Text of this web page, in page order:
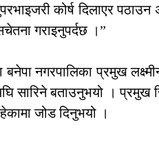
कोर्ष दिलाएर पठाउन
गराइनुपर्दछ ।”
बनेपा नगरपालिका प्रमुख
सारिने बताउनुभयो । प्रमुख
जोड दिनुभयो ।